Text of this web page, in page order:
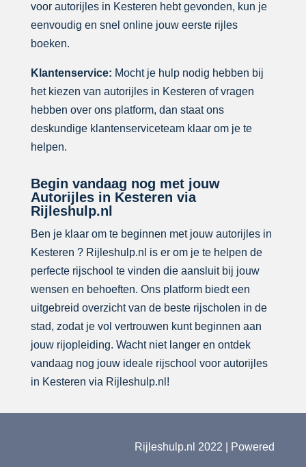
voor autorijles in Kesteren hebt gevonden, kun je
eenvoudig en snel online jouw eerste rijles
boeken.
Klantenservice: Mocht je hulp nodig hebben bij
het kiezen van autorijles in Kesteren of vragen
hebben over ons platform, dan staat ons
deskundige klantenserviceteam klaar om je te
helpen.
Begin vandaag nog met jouw
Autorijles in Kesteren via
Rijleshulp.nl
Ben je klaar om te beginnen met jouw autorijles in
Kesteren ? Rijleshulp.nl is er om je te helpen de
perfecte rijschool te vinden die aansluit bij jouw
wensen en behoeften. Ons platform biedt een
uitgebreid overzicht van de beste rijscholen in de
stad, zodat je vol vertrouwen kunt beginnen aan
jouw rijopleiding. Wacht niet langer en ontdek
vandaag nog jouw ideale rijschool voor autorijles
in Kesteren via Rijleshulp.nl!
Rijleshulp.nl 2022 | Powered